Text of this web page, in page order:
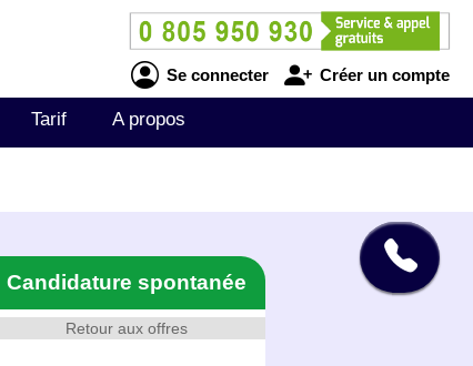
Se connecter Créer un compte
Tarif A propos
Retour aux offres
Candidature spontanée